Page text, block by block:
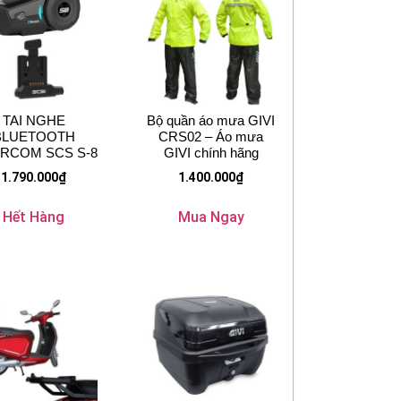
TAI NGHE
SCS S-8
1.790.000₫
Hết Hàng
Bộ quần áo mưa GIVI
CRS02 – Áo mưa
GIVI chính hãng
1.400.000₫
Mua Ngay